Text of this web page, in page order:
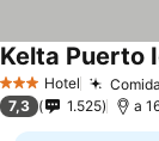
3 Estrellas
Hotel
Kelta Puerto
7,3 1.525 a